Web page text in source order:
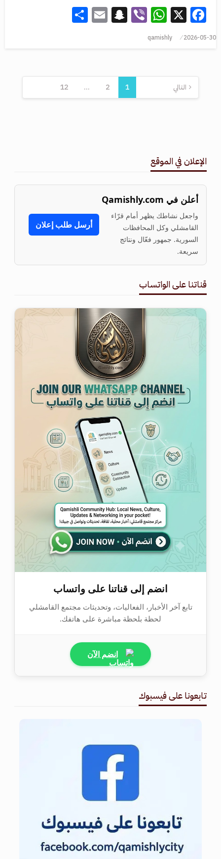
Facebook
X
WhatsApp
Viber
Snapchat
Email
2026-05-30
qamishly
1
2
…
12 التالي
الإعلان في الموقع
أعلن في Qamishly.com
واجعل نشاطك يظهر أمام قرّاء
القامشلي وكل المحافظات
السورية. جمهور فعّال ونتائج
سريعة.
أرسل طلب إعلان
قناتنا على الواتساب
انضم إلى قناتنا على واتساب
تابع آخر الأخبار، الفعاليات، وتحديثات مجتمع القامشلي
لحظة بلحظة مباشرة على هاتفك.
انضم الآن
تابعونا على فيسبوك